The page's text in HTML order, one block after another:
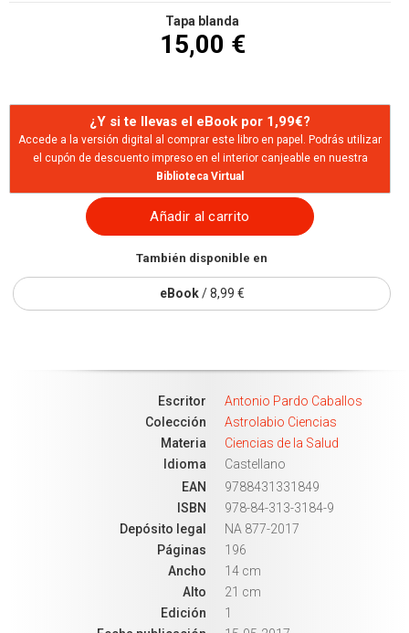
Tapa blanda
15,00 €
¿Y si te llevas el eBook por 1,99€?
Accede a la versión digital al comprar este libro en papel. Podrás utilizar
el cupón de descuento impreso en el interior canjeable en nuestra
Biblioteca Virtual
Añadir al carrito
También disponible en
eBook/ 8,99 €
Escritor
Antonio Pardo Caballos
Colección
Astrolabio Ciencias
Materia
Ciencias de la Salud
Idioma
Castellano
EAN
9788431331849
ISBN
978-84-313-3184-9
Depósito legal
NA 877-2017
Páginas
196
Ancho
14 cm
Alto
21 cm
Edición
1